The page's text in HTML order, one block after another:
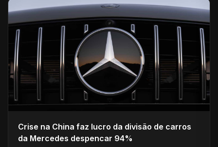
Crise na China faz lucro da divisão de carros
da Mercedes despencar 94%